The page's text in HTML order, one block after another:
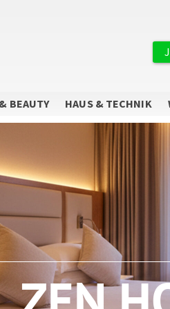
BEAUTY HAUS & TECHNIK
Sie wollen keine
Abonnieren Sie